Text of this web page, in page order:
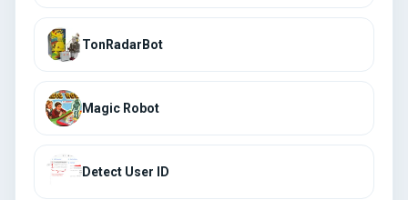
TonRadarBot
Magic Robot
Detect User ID